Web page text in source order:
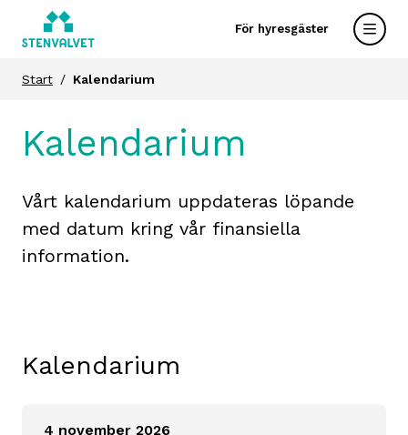
För hyresgäster
Start Kalendarium
Kalendarium
Vårt kalendarium uppdateras löpande
med datum kring vår finansiella
information.
Kalendarium
4 november 2026